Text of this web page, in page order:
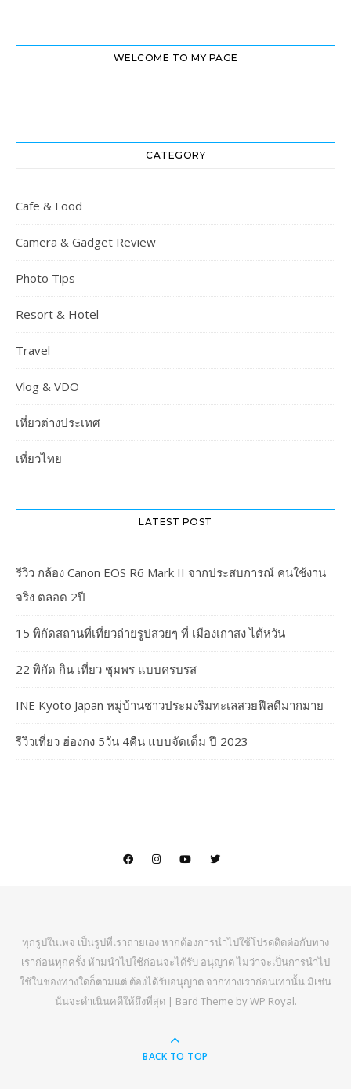
WELCOME TO MY PAGE
CATEGORY
Cafe & Food
Camera & Gadget Review
Photo Tips
Resort & Hotel
Travel
Vlog & VDO
เที่ยวต่างประเทศ
เที่ยวไทย
LATEST POST
รีวิว กล้อง Canon EOS R6 Mark II จากประสบการณ์ คนใช้งาน
จริง ตลอด 2ปี
15 พิกัดสถานที่เที่ยวถ่ายรูปสวยๆ ที่ เมืองเกาสง ไต้หวัน
22 พิกัด กิน เที่ยว ชุมพร แบบครบรส
INE Kyoto Japan หมู่บ้านชาวประมงริมทะเลสวยฟีลดีมากมาย
รีวิวเที่ยว ฮ่องกง 5วัน 4คืน แบบจัดเต็ม ปี 2023
ทุกรูปในเพจ เป็นรูปที่เราถ่ายเอง หากต้องการนำไปใช้โปรดติดต่อกับทาง
เราก่อนทุกครั้ง ห้ามนำไปใช้ก่อนจะได้รับ อนุญาต ไม่ว่าจะเป็นการนำไป
ใช้ในช่องทางใดก็ตามแต่ ต้องได้รับอนุญาต จากทางเราก่อนเท่านั้น มิเช่น
นั่นจะดำเนินคดีให้ถึงที่สุด | Bard Theme byWP Royal.
BACK TO TOP